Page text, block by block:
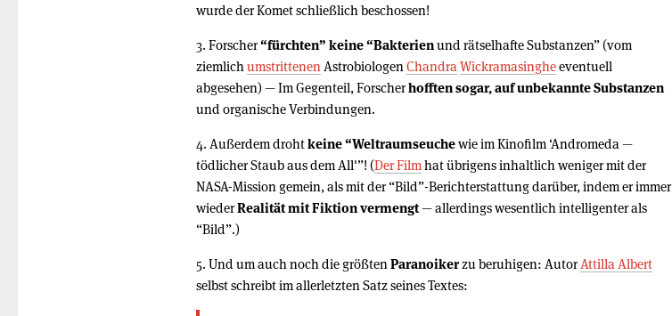
wurde der Komet schließlich beschossen!
3. Forscher“fürchten” keine “Bakterienund rätselhafte Substanzen” (vom
ziemlich umstrittenen Astrobiologen Chandra Wickramasingheeventuell
abgesehen) — Im Gegenteil, Forscherhofften sogar, auf unbekannte Substanzen
und organische Verbindungen.
4. Außerdem drohtkeine “Weltraumseuchewie im Kinofilm ‘Andromeda —
tödlicher Staub aus dem All'”! (Der Filmhat übrigens inhaltlich weniger mit der
NASA-Mission gemein, als mit der “Bild”-Berichterstattung darüber, indem er immer
wiederRealität mit Fiktion vermengt— allerdings wesentlich intelligenter als
“Bild”.)
5. Und um auch noch die größten Paranoikerzu beruhigen: AutorAttilla Albert
selbst schreibt im allerletzten Satz seines Textes: